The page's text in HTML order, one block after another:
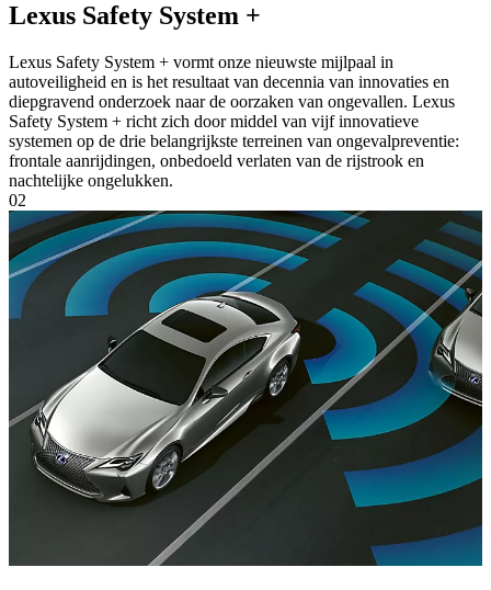
Lexus Safety System +
Lexus Safety System + vormt onze nieuwste mijlpaal in
autoveiligheid en is het resultaat van decennia van innovaties en
diepgravend onderzoek naar de oorzaken van ongevallen. Lexus
Safety System + richt zich door middel van vijf innovatieve
systemen op de drie belangrijkste terreinen van ongevalpreventie:
frontale aanrijdingen, onbedoeld verlaten van de rijstrook en
nachtelijke ongelukken.
02